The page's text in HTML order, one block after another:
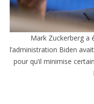
Mark Zuckerberg a
l’administration Biden
pour qu’il minimise